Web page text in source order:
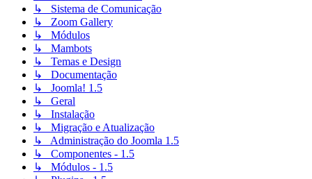
↳ Sistema de Comunicação
↳ Zoom Gallery
↳ Módulos
↳ Mambots
↳ Temas e Design
↳ Documentação
↳ Joomla! 1.5
↳ Geral
↳ Instalação
↳ Migração e Atualização
↳ Administração do Joomla 1.5
↳ Componentes - 1.5
↳ Módulos - 1.5